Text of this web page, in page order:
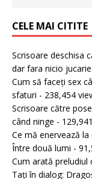
CELE MAI CITITE
Scrisoare deschisa
dar fara nicio jucarie
Cum să faceți sex
sfaturi - 238,454
Scrisoare către
când ninge -
Ce mă enervează
Între două lumi -
Cum arată preludiul
Tați în dialog: